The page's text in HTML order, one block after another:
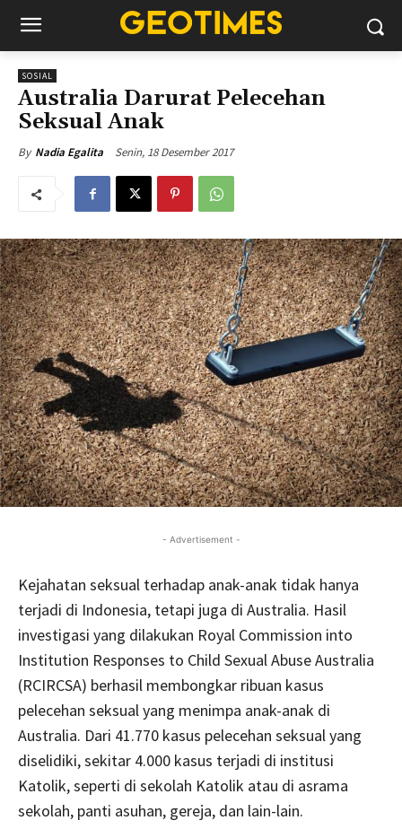
SOSIAL
Australia Darurat Pelecehan
Seksual Anak
By Nadia Egalita Senin, 18 Desember 2017
- Advertisement -
Kejahatan seksual terhadap anak-anak tidak hanya
terjadi di Indonesia, tetapi juga di Australia. Hasil
investigasi yang dilakukan Royal Commission into
Institution Responses to Child Sexual Abuse Australia
(RCIRCSA) berhasil membongkar ribuan kasus
pelecehan seksual yang menimpa anak-anak di
Australia. Dari 41.770 kasus pelecehan seksual yang
diselidiki, sekitar 4.000 kasus terjadi di institusi
Katolik, seperti di sekolah Katolik atau di asrama
sekolah, panti asuhan, gereja, dan lain-lain.